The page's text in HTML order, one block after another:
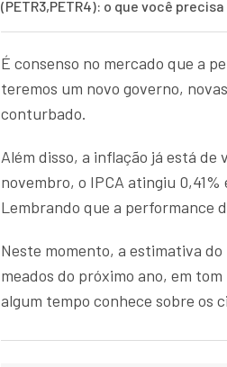
(PETR3,PETR4): o que você
É consenso no mercado que a
teremos um novo governo,
conturbado.
Além disso, a inflação já está
novembro, o IPCA atingiu
Lembrando que a performance
Neste momento, a estimativa
meados do próximo ano, em
algum tempo conhece sobre os